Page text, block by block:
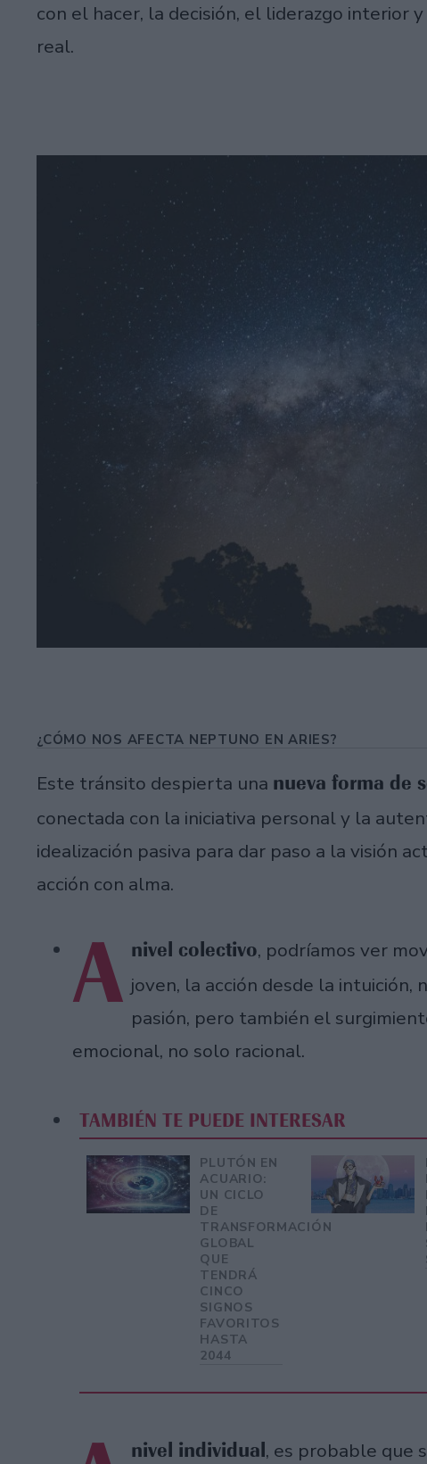
con el hacer, la decisión, el liderazgo interior
real.
¿CÓMO NOS AFECTA NEPTUNO EN ARIES?
Este tránsito despierta una nueva forma de
conectada con la iniciativa personal y la
idealización pasiva para dar paso a la visión
acción con alma.
A nivel colectivo, podríamos ver
joven, la acción desde la intuición,
pasión, pero también el
emocional, no solo racional.
TAMBIÉN TE PUEDE INTERESAR
PLUTÓN EN
ACUARIO:
UN CICLO
DE
TRANSFORMACIÓN
GLOBAL
QUE
TENDRÁ
CINCO
SIGNOS
FAVORITOS
HASTA
2044
nivel individual, es probable que